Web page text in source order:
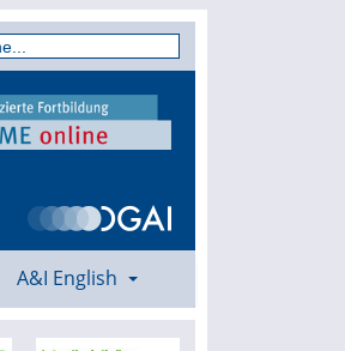
A&I English